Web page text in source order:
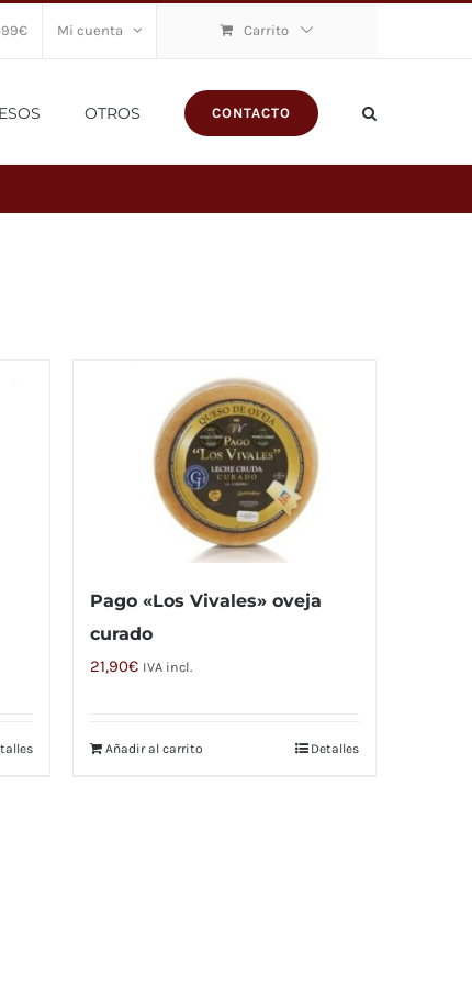
Mi cuenta Carrito
OTROS CONTACTO
Pago «Los Vivales» oveja
curado
21,90€ IVA incl.
Añadir al carrito Detalles